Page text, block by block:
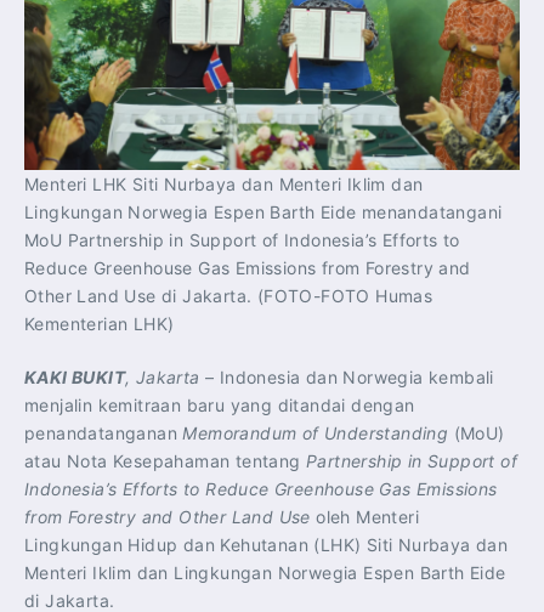
Menteri LHK Siti Nurbaya dan Menteri Iklim dan
Lingkungan Norwegia Espen Barth Eide menandatangani
MoU Partnership in Support of Indonesia’s Efforts to
Reduce Greenhouse Gas Emissions from Forestry and
Other Land Use di Jakarta. (FOTO-FOTO Humas
Kementerian LHK)
KAKI BUKIT, Jakarta – Indonesia dan Norwegia kembali
menjalin kemitraan baru yang ditandai dengan
penandatanganan Memorandum of Understanding (MoU)
atau Nota Kesepahaman tentang Partnership in Support of
Indonesia’s Efforts to Reduce Greenhouse Gas Emissions
from Forestry and Other Land Use oleh Menteri
Lingkungan Hidup dan Kehutanan (LHK) Siti Nurbaya dan
Menteri Iklim dan Lingkungan Norwegia Espen Barth Eide
di Jakarta.